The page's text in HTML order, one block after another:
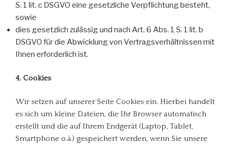
S. 1 lit. c DSGVO eine gesetzliche Verpflichtung besteht,
sowie
dies gesetzlich zulässig und nach Art. 6 Abs. 1 S. 1 lit. b
DSGVO für die Abwicklung von Vertragsverhältnissen mit
Ihnen erforderlich ist.
4. Cookies
Wir setzen auf unserer Seite Cookies ein. Hierbei handelt
es sich um kleine Dateien, die Ihr Browser automatisch
erstellt und die auf Ihrem Endgerät (Laptop, Tablet,
Smartphone o.ä.) gespeichert werden, wenn Sie unsere